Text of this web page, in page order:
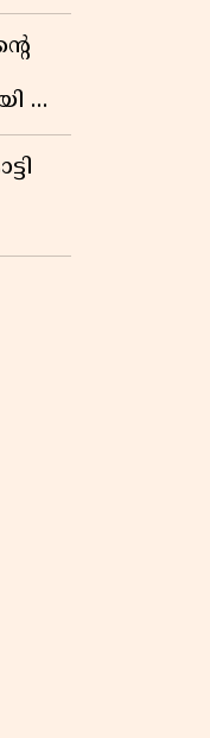
കെ